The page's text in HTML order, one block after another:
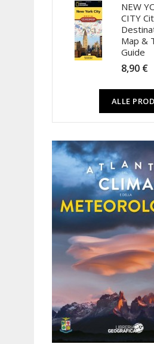
NEW
CITY
Map &
Guide
8,90 €
ALLE